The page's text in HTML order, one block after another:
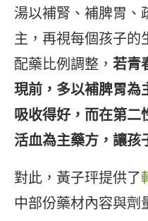
湯以補腎、補脾胃、
主，再視每個孩子的
配藥比例調整， 若青
現前，多以補脾胃為
吸收得好，而在第二
活血為主藥方，讓孩
對此，黃子玶提供了
中部份藥材內容與劑